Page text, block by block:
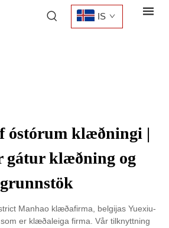
IS
óstórum klæðningi |
gátur klæðning og
grunnstök
Manhao klæðafirma, belgijas Yuexiu-
er klæðaleiga firma. Vår tilknyttning